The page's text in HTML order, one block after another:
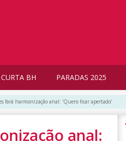
CURTA BH PARADAS 2025
fará harmonização anal: 'Quero ficar apertado'
anal: